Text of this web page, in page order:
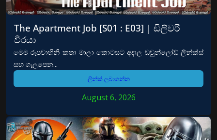
The Apartment Job [S01 : E03] | ඩිලිවරි
වීරයා
මෙම රුපවාහිනී කතා මාලා කොටසට අදාල ඩවුන්ලෝඩ් ලින්ක්ස්
සහ ගැලපෙන...
ලින්ක් ලබාගන්න
August 6, 2026